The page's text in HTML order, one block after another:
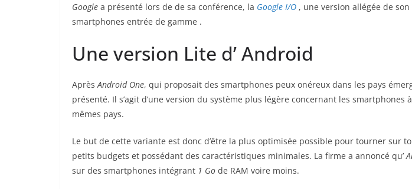
Google a présenté lors de de sa conférence, la Google I/O , une version allégée de
smartphones entrée de gamme .
Une version Lite d’ Android
AprèsAndroid One, qui proposait des smartphones peux onéreux dans les pays
présenté. Il s’agit d’une version du système plus légère concernant les smartphones
mêmes pays.
Le but de cette variante est donc d’être la plus optimisée possible pour tourner sur
petits budgets et possédant des caractéristiques minimales. La firme a annoncé qu’
sur des smartphones intégrant 1 Go de RAM voire moins.